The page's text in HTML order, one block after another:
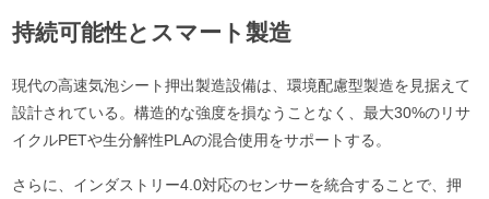
持続可能性とスマート製造
現代の高速気泡シート押出製造設備は、環境配慮型製造を見据えて
設計されている。構造的な強度を損なうことなく、最大30%のリサ
イクルPETや生分解性PLAの混合使用をサポートする。
さらに、インダストリー4.0対応のセンサーを統合することで、押